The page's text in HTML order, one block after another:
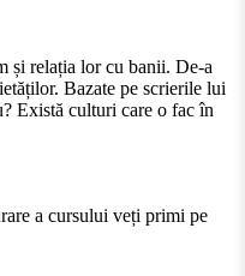
și relația lor cu banii. De-a
Bazate pe scrierile lui
Există culturi care o fac în
a cursului veți primi pe